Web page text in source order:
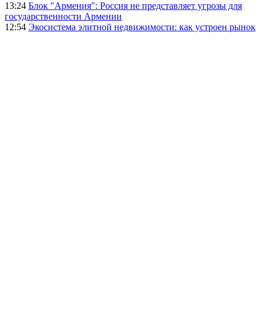
13:24 Блок "Армения": Россия не представляет угрозы для
государственности Армении
12:54 Экосистема элитной недвижимости: как устроен рынок